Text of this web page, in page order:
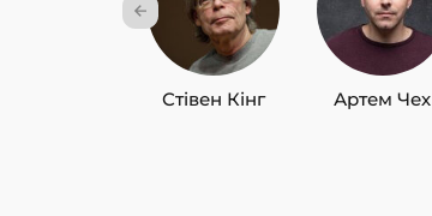
Стівен Кінг Артем Чех